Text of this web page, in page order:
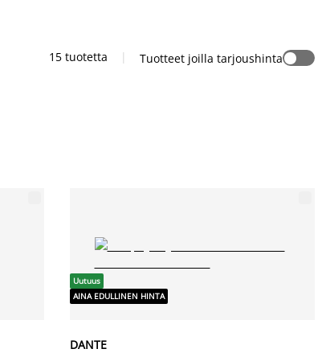
15 tuotetta | Tuotteet joilla tarjoushinta
Uutuus
AINA EDULLINEN HINTA
DANTE